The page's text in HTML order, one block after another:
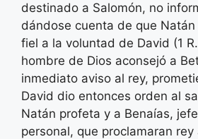
destinado a Salomón, no
dándose cuenta de que
fiel a la voluntad de David (1
hombre de Dios aconsejó a
inmediato aviso al rey,
David dio entonces orden al
Natán profeta y a Benaías,
personal, que proclamaran rey